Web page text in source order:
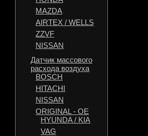
MAZDA
AIRTEX / WELLS
ZZVF
NISSAN
Датчик массового
расхода воздуха
BOSCH
HITACHI
NISSAN
ORIGINAL - OE
HYUNDA / KIA
VAG